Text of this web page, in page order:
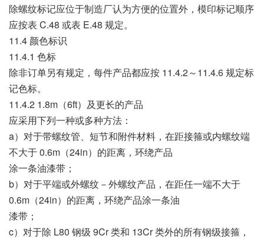
除螺纹标记应位于制造厂认为方便的位置外，模印标记顺序
应按表 C.48 或表 E.48 规定。
11.4 颜色标识
11.4.1 色标
除非订单另有规定，每件产品都应按 11.4.2～11.4.6 规定标
记色标。
11.4.2 1.8m（6ft）及更长的产品
应采用下列一种或多种方法：
a）对于带螺纹管、短节和附件材料，在距接箍或内螺纹端
不大于 0.6m（24in）的距离，环绕产品
涂一条油漆带；
b）对于平端或外螺纹－外螺纹产品，在距任一端不大于
0.6m（24in）的距离，环绕产品涂一条油
漆带；
c）对于除 L80 钢级 9Cr 类和 13Cr 类外的所有钢级接箍，